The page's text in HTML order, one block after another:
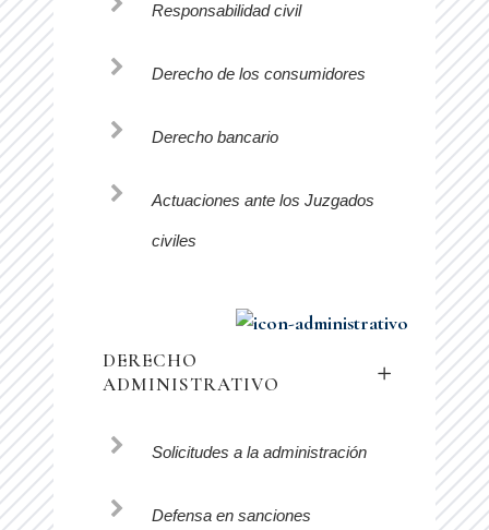
Responsabilidad civil
Derecho de los consumidores
Derecho bancario
Actuaciones ante los Juzgados
civiles
DERECHO
ADMINISTRATIVO
Solicitudes a la administración
Defensa en sanciones